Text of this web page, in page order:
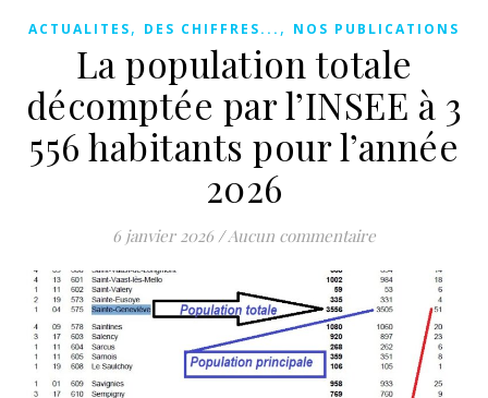
ACTUALITES, DES CHIFFRES... , NOS PUBLICATIONS
La population totale
décomptée par l’INSEE à 3
556 habitants pour l’année
2026
6 janvier 2026 /Aucun commentaire